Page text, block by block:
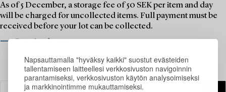
Napsauttamalla "hyväksy kaikki" suostut evästeiden
tallentamiseen laitteellesi verkkosivuston navigoinnin
parantamiseksi, verkkosivuston käytön analysoimiseksi
ja markkinointimme mukauttamiseksi.
As of 5 December, a storage fee of 50 SEK per item and day
will be charged for uncollected items. Full payment must be
received before your lot can be collected.
⟶ Opening hours